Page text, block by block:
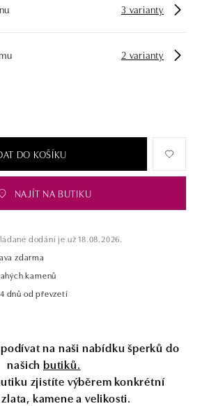
chytrou investici.
3 varianty
2 varianty
DO KOŠÍKU
NAJÍT NA BUTIKU
dodání je už 18.08.2026.
zdarma
kamenů
dnů od převzetí
na naši nabídku šperků do
našich butiků.
zjistíte výběrem konkrétní
kamene a velikosti.